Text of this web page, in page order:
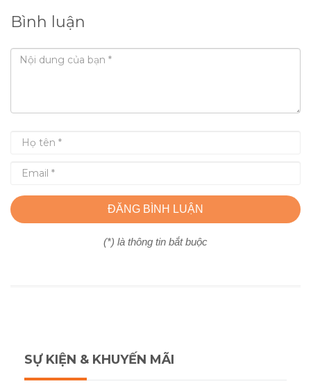
Bình luận
ĐĂNG BÌNH LUẬN
(*) là thông tin bắt buộc
SỰ KIỆN & KHUYẾN MÃI